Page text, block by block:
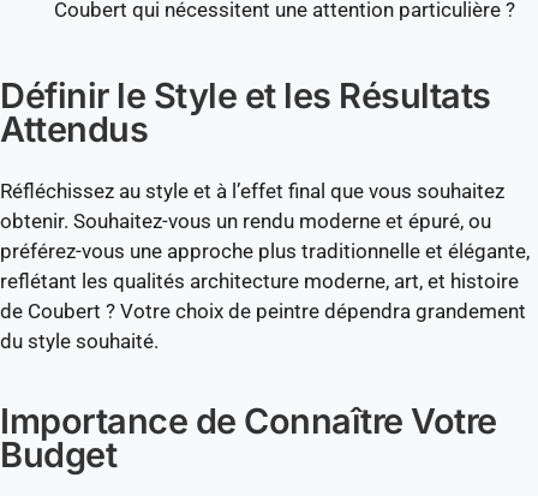
Coubert qui nécessitent une attention particulière ?
Définir le Style et les Résultats
Attendus
Réfléchissez au style et à l’effet final que vous souhaitez
obtenir. Souhaitez-vous un rendu moderne et épuré, ou
préférez-vous une approche plus traditionnelle et élégante,
reflétant les qualités architecture moderne, art, et histoire
de Coubert ? Votre choix de peintre dépendra grandement
du style souhaité.
Importance de Connaître Votre
Budget